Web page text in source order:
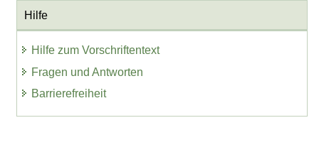
Hilfe
Hilfe zum Vorschriftentext
Fragen und Antworten
Barrierefreiheit